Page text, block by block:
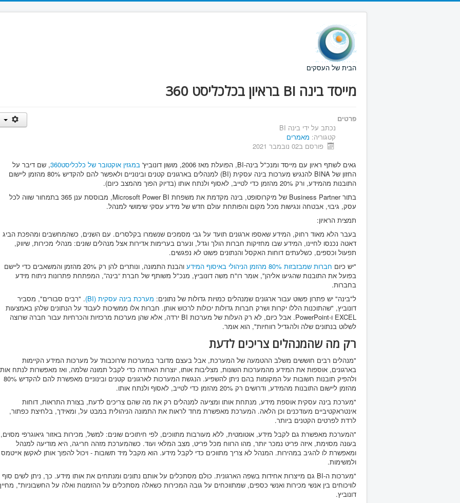
הבית של העסקים
מייסד בינה BI בראיון בכלכליסט 360
פרטים
נכתב על ידי בינה BI
קטגוריה: מאמרים
פורסם ב02 נובמבר 2021
גאים לשתף ראיון עם מייסד ומנכ"ל בינה-BI, הפועלת מאז 2006, מושון דונוביץ'
במגזין אוקטובר של כלכליסט360
, שם דיבר על
החזון של BINA להנגיש מערכות בינה עסקית (BI) למנהלים בארגונים קטנים ובינוניים ולאפשר להם להקדיש 80% מהזמן ליישום
התובנות מהמידע, ורק 20% מהזמן כדי לטייב, לאסוף ולנתח אותו (בדיוק הפוך מהמצב כיום).
בתור Business Partner של מיקרוסופט, בינה מקדמת את משפחת Microsoft Power BI, מבוססת ענן 365 בתמחור שווה לכל
עסק, גיבוי, אבטחה ונגישות מכל מקום והפותחת עולם חדש של מידע עסקי שימושי למנהל.
תמצית הראיון:
בעבר הלא מאוד רחוק, המידע שאספו ארגונים תועד על גבי מסמכים שנשמרו בקלסרים. עם השנים, כשהמחשבים ומהפכת הביג
דאטה נכנסו לחיינו, המידע שבו מחזיקות חברות הולך וגדל, ונערם בערימות אדירות אצל מנהלים שונים: מנהלי מכירות, שיווק,
תפעול וכספים, כשלעתים דוחות האקסל והנתונים פשוט לא נפגשים.
"יש כיום חברות שמבזבזות 80% מהזמן הניהולי באיסוף המידע
והבנת התמונה, ונותרים להן רק 20% מהזמן והמשאבים כדי ליישם
בפועל את התובנות שהגיעו אליהן", אומר רו"ח משה דונוביץ, מנכ"ל משותף של חברת “בינה”, המפתחת פתרונות ניתוח מידע
בחברות.
ל"בינה" יש פתרון פשוט עבור ארגונים שמנהלים כמויות גדולות של נתונים: מערכת בינה עסקית (BI)
. "רבים סבורים", מסביר
דונוביץ, "שהתוכנות הללו יקרות ושרק חברות גדולות יכולות לרכוש אותן. חברות אלו ממשיכות לעבוד על הנתונים שלהן באמצעות
EXCEL ו-PowerPoint. אבל כיום, לא רק העלות של מערכות BI ירדה, אלא שהן מערכות מרכזיות והכרחיות עבור חברה שרוצה
לשלוט בנתונים שלה ולהגדיל רווחיות", הוא אומר.
רק מה שהמנהלים צריכים לדעת
"מנהלים רבים חוששים משלב ההטמעה של המערכת, אבל בעצם מדובר במערכות ש'רוכבות' על מערכות המידע הקיימות
בארגונים, אוספות את המידע מהמערכות השונות, מצליבות אותו, יוצרות האחדה כדי לקבל תמונה שלמה, ואז מאפשרות לנתח
ולהפיק תובנות חשובות על המקומות בהם ניתן להשפיע. הנגשת המערכות לארגונים קטנים ובינוניים מאפשרת להם להקדיש 80%
מהזמן ליישום התובנות מהמידע, ודרושים רק 20% מהזמן כדי לטייב, לאסוף ולנתח אותו.
"מערכת בינה עסקית אוספת מידע, מנתחת אותו ומציעה למנהלים רק את מה שהם צריכים לדעת, בצורת התראות, דוחות
אינטראקטיביים מעודכנים וכן הלאה. המערכת מאפשרת מחד לראות את התמונה הניהולית במבט על, ומאידך, בלחיצת כפתור,
לרדת לפרטים הקטנים ביותר.
"המערכת מאפשרת גם לקבל מידע, אוטומטית, ללא מעורבות מתווכים, לפי חיתוכים שונים: למשל, מכירות באזור גיאוגרפי מסוים,
בעונה מסוימת, איזה פריט נמכר יותר, מהו הרווח מכל פריט, מצב המלאי ועוד. כשהמערכת מזהה חריגה, היא מודיעה למנהל
ומאפשרת לו להגיב במהירות. המנהל לא צריך מתווכים כדי לקבל מידע. הוא מקבל מיד תשובות - ויכול להפוך אותן לאקשן אייטמס
ולמשימות.
"מערכות ה-BI גם מייצרות אחידות בשפה הארגונית. כולם מסתכלים על אותם נתונים ומנתחים את אותו מידע. כך, ניתן לשים סוף
לוויכוחים בין אנשי מכירות ואנשי כספים, שמתווכחים על גובה המכירות כשאלה מסתכלים על ההזמנות ואלה על החשבוניות",
דונוביץ.